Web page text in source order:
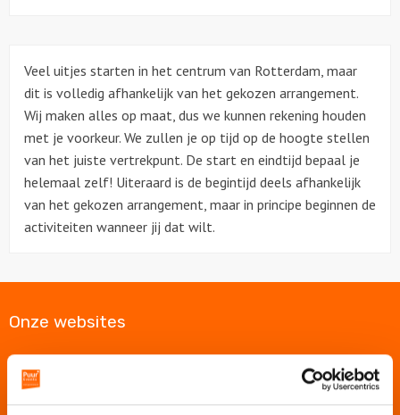
Veel uitjes starten in het centrum van Rotterdam, maar
dit is volledig afhankelijk van het gekozen arrangement.
Wij maken alles op maat, dus we kunnen rekening houden
met je voorkeur. We zullen je op tijd op de hoogte stellen
van het juiste vertrekpunt. De start en eindtijd bepaal je
helemaal zelf! Uiteraard is de begintijd deels afhankelijk
van het gekozen arrangement, maar in principe beginnen de
activiteiten wanneer jij dat wilt.
Onze websites
Puur Events
Puur Feesten